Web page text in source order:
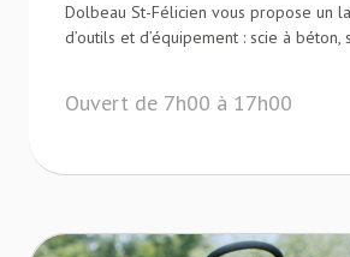
Dolbeau St-Félicien vous propose un
d’outils et d’équipement : scie à béton,
Ouvert de 7h00 à 17h00